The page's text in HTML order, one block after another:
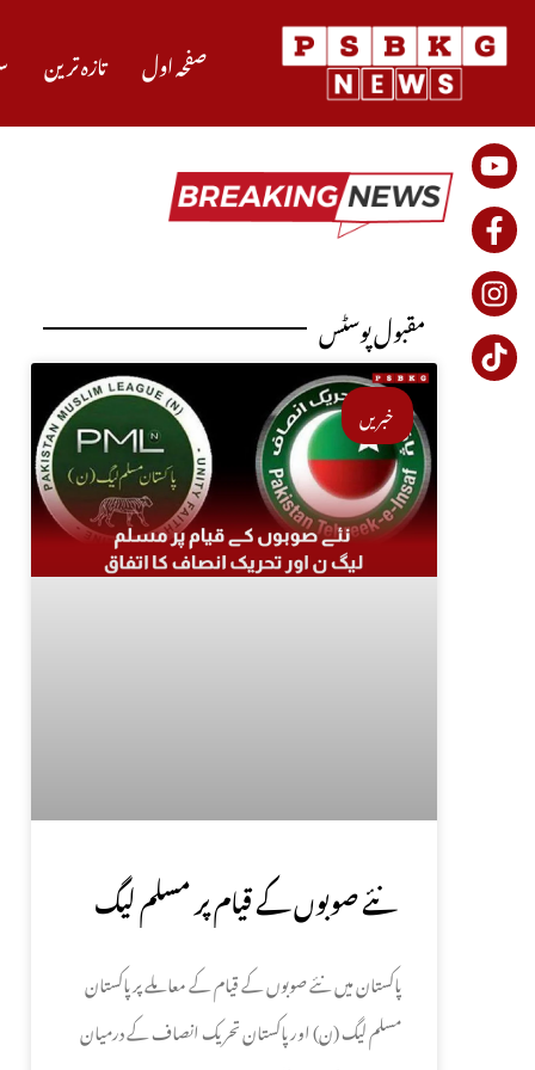
تازہ ترین صفحہ اول
مقبول پوسٹس
خبریں
نئے صوبوں کے قیام پر مسلم لیگ
(ن) اور تحریک انصاف کا اتفاق
پاکستان میں نئے صوبوں کے قیام کے معاملے پر پاکستان
مسلم لیگ (ن) اور پاکستان تحریک انصاف کے درمیان